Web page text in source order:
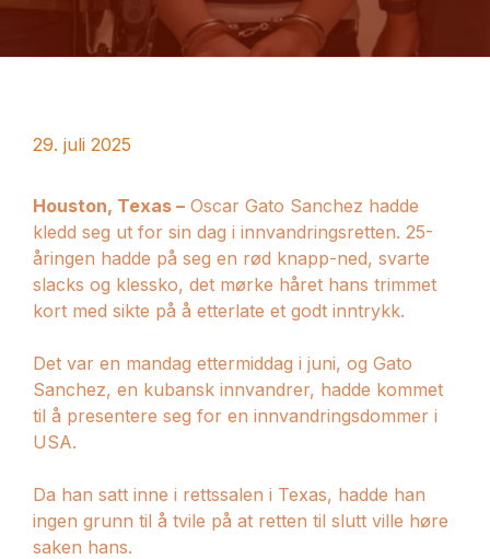
29. juli 2025
Houston, Texas – Oscar Gato Sanchez hadde
kledd seg ut for sin dag i innvandringsretten. 25-
åringen hadde på seg en rød knapp-ned, svarte
slacks og klessko, det mørke håret hans trimmet
kort med sikte på å etterlate et godt inntrykk.
Det var en mandag ettermiddag i juni, og Gato
Sanchez, en kubansk innvandrer, hadde kommet
til å presentere seg for en innvandringsdommer i
USA.
Da han satt inne i rettssalen i Texas, hadde han
ingen grunn til å tvile på at retten til slutt ville høre
saken hans.